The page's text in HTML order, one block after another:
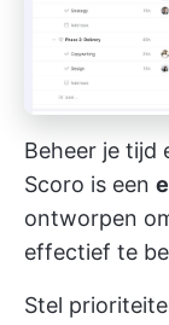
Beheer je tijd
Scoro is een
ontworpen
effectief te
Stel